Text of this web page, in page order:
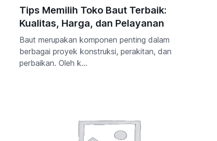
Tips Memilih Toko Baut Terbaik:
Kualitas, Harga, dan Pelayanan
Baut merupakan komponen penting dalam
berbagai proyek konstruksi, perakitan, dan
perbaikan. Oleh k...